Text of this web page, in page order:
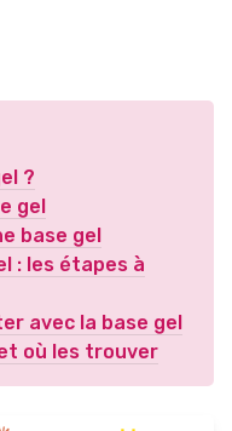
?
gel
base gel
: les étapes à
avec la base gel
où les trouver